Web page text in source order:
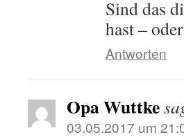
Sind das
hast –
Antworten
Opa Wuttke
03.05.2017 um